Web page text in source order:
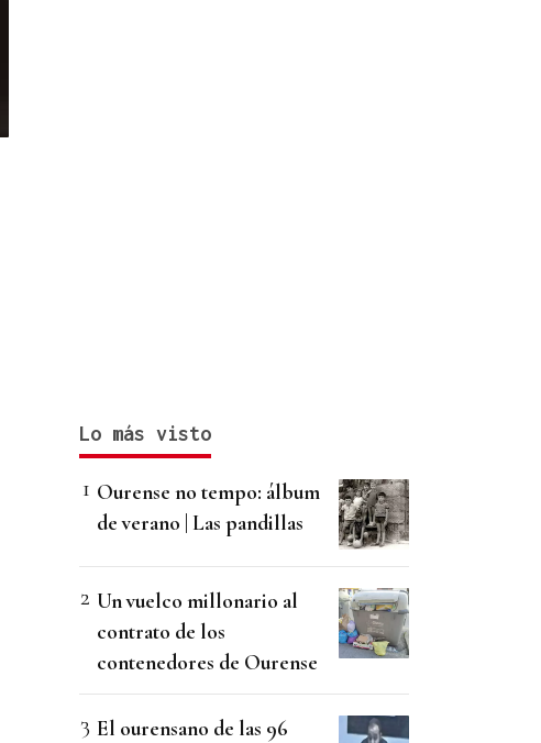
Lo más visto
Ourense no tempo: álbum
de verano | Las pandillas
Un vuelco millonario al
contrato de los
contenedores de Ourense
El ourensano de las 96